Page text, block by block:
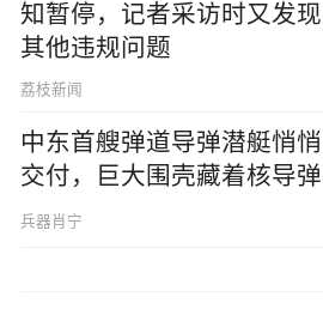
知暂停，记者采访时又发现
其他违规问题
荔枝新闻
中东首艘弹道导弹潜艇悄悄
交付，巨大围壳藏着核导弹
兵器肖宁